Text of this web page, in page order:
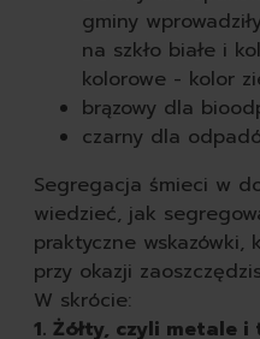
gminy
na szkło białe i
kolorowe - kolor
brązowy dla
czarny dla
Segregacja śmieci w
wiedzieć, jak
praktyczne wskazówki,
przy okazji
W skrócie:
1. Żółty, czyli metale